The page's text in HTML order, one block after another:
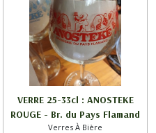
VERRE 25-33cl : ANOSTEKE
ROUGE - Br. du Pays Flamand
Verres À Bière